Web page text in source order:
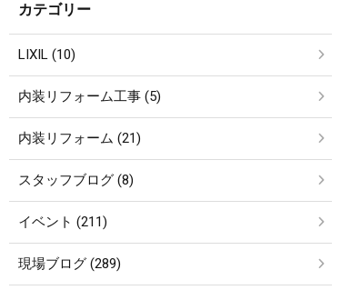
カテゴリー
LIXIL (10)
内装リフォーム工事 (5)
内装リフォーム (21)
スタッフブログ (8)
イベント (211)
現場ブログ (289)